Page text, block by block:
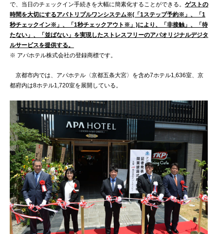
で、当日のチェックイン手続きを大幅に簡素化することができる。 ゲストの
時間を大切にするアパトリプルワンシステム※(「1ステップ予約※」、「1
秒チェックイン※」、「1秒チェックアウト※」)により、「非接触」、「待
たない」、「並ばない」を実現したストレスフリーのアパオリジナルデジタ
ルサービスを提供する。
※ アパホテル株式会社の登録商標です。
京都市内では、アパホテル〈京都五条大宮〉を含め7ホテル1,636室、京
都府内は8ホテル1,720室を展開している。